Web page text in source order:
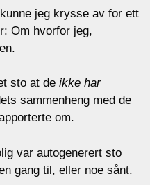
jeg krysse av for ett
Om hvorfor jeg,
sto at de ikke har
sammenheng med de
om.
var autogenerert sto
gang til, eller noe sånt.